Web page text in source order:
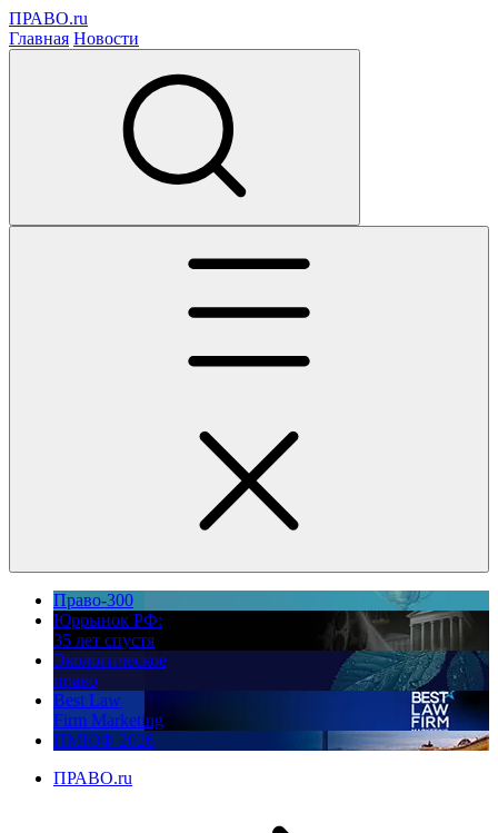
ПРАВО.ru
Главная Новости
Право-300
Юррынок РФ:
35 лет спустя
Экологическое
право
Best Law
Firm Marketing
ПМЮФ 2026
ПРАВО.ru